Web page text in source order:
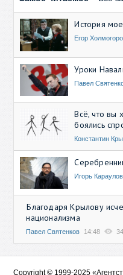
История
Егор
Уроки
Павел
Всё, что вы
боялись
Константин
Игорь Караулов
Благодаря Крылову
национализма
Павел Святенков 14:48
Copyright © 1999-2025